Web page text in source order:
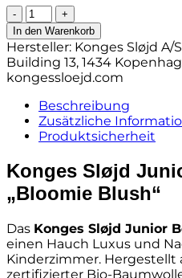
Konges
Sløjd
Junior
Bettwäsche
„Bloomie
Blush“,
100x140cm
/
40x45cm
In den Warenkorb
Hersteller: Konges Sløjd A/
Building 13, 1434
kongessloejd.com
Beschreibung
Zusätzliche
Produktsicherheit
Konges Sløjd
„Bloomie Blush“
Das Konges Sløjd Junior
einen Hauch Luxus und
Kinderzimmer. Hergestellt
zertifizierter Bio-